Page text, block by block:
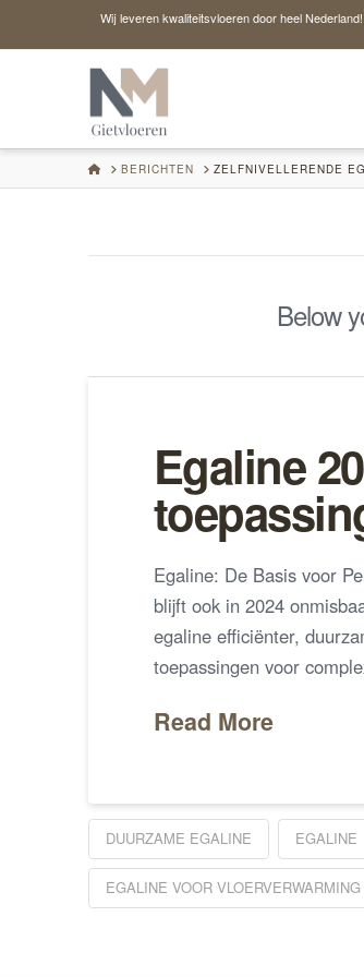
Wij leveren kwaliteitsvloeren door heel Nederland!
HOMEBERICHTEN ZELFNIVELLERENDE
Below
Egaline
Egaline: De Basis voor
blijft ook in 2024
egaline efficiënter,
toepassingen voor
Read More
DUURZAME EGALINE EGALINE
EGALINE VOOR VLOERVERWARMING